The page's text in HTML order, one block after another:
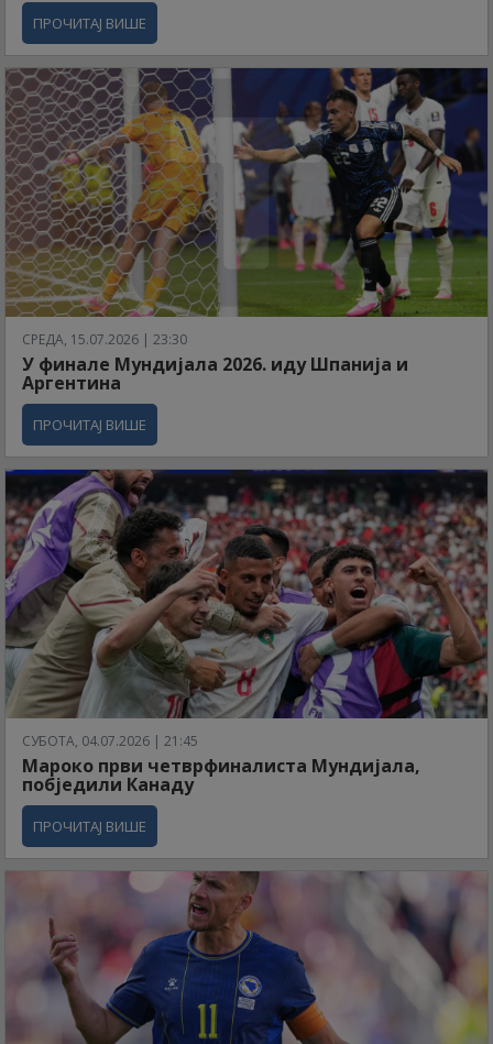
ПРОЧИТАЈ ВИШЕ
СРЕДА, 15.07.2026 | 23:30
У финале Мундијала 2026. иду Шпанија и
Аргентина
ПРОЧИТАЈ ВИШЕ
СУБОТА, 04.07.2026 | 21:45
Мароко први четврфиналиста Мундијала,
побједили Канаду
ПРОЧИТАЈ ВИШЕ